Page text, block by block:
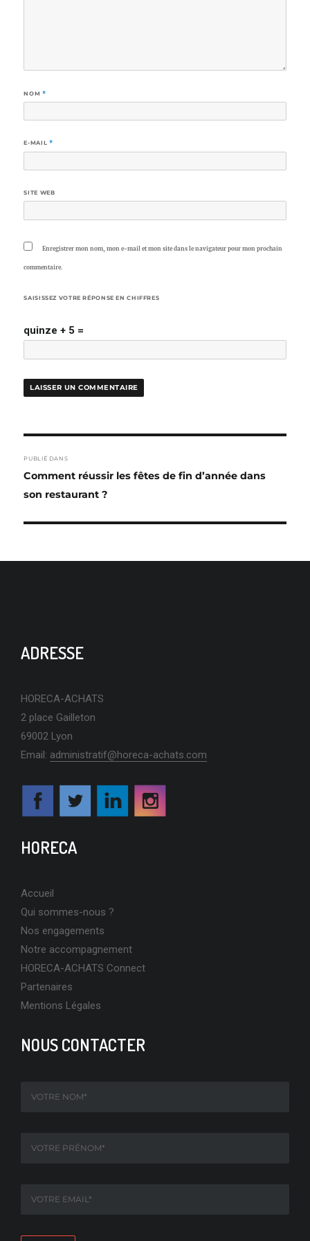
NOM *
E-MAIL *
SITE WEB
Enregistrer mon nom, mon e-mail et mon site dans le navigateur pour mon prochain
commentaire.
SAISISSEZ VOTRE RÉPONSE EN CHIFFRES
quinze + 5 =
DE
L’ARTICLE
PUBLIÉ DANS
Comment réussir les fêtes de fin d’année dans
son restaurant ?
ADRESSE
HORECA-ACHATS
2 place Gailleton
69002 Lyon
Email: administratif@horeca-achats.com
HORECA
Accueil
Qui sommes-nous ?
Nos engagements
Notre accompagnement
HORECA-ACHATS Connect
Partenaires
Mentions Légales
NOUS CONTACTER